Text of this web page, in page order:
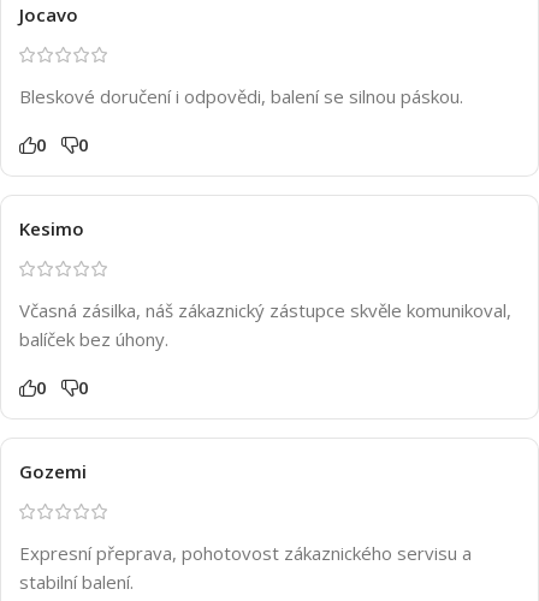
Jocavo
Bleskové doručení i odpovědi, balení se silnou páskou.
0 0
Kesimo
Včasná zásilka, náš zákaznický zástupce skvěle komunikoval,
balíček bez úhony.
0 0
Gozemi
Expresní přeprava, pohotovost zákaznického servisu a
stabilní balení.